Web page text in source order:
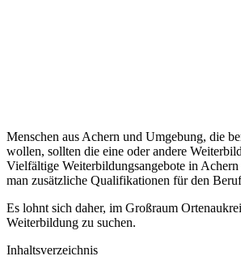
Menschen aus Achern und Umgebung, die
wollen, sollten die eine oder andere
Vielfältige Weiterbildungsangebote in Achern
man zusätzliche Qualifikationen für den
Es lohnt sich daher, im Großraum
Weiterbildung zu suchen.
Inhaltsverzeichnis